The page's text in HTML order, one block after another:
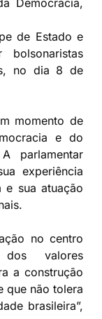
de Estado e
no dia 8 de
momento de
e do
parlamentar
experiência
e sua atuação
no centro
valores
a construção
que não tolera
brasileira”,